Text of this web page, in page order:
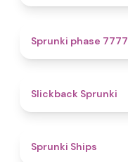
Sprunki phase 7777
Slickback Sprunki
Sprunki Ships